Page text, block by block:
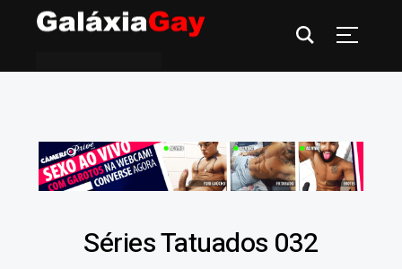
Séries Tatuados 032